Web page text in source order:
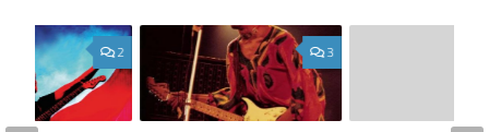
3
2